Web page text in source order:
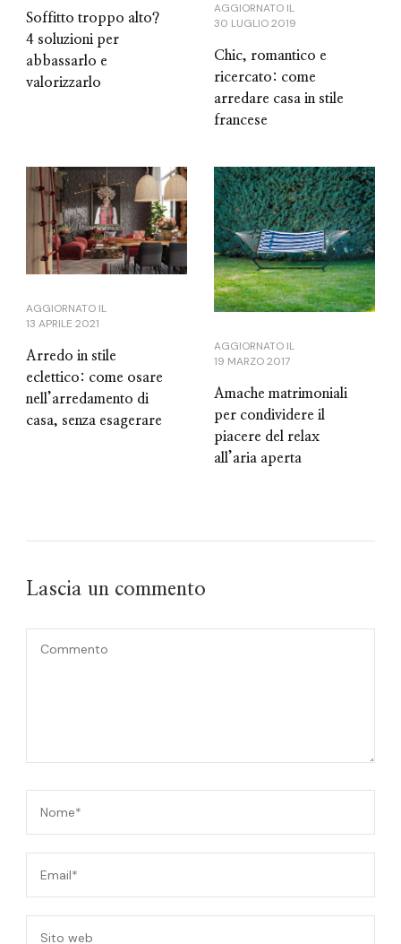
Soffitto troppo alto?
4 soluzioni per
abbassarlo e
valorizzarlo
AGGIORNATO IL
30 LUGLIO 2019
Chic, romantico e
ricercato: come
arredare casa in stile
francese
AGGIORNATO IL
13 APRILE 2021
Arredo in stile
eclettico: come osare
nell’arredamento di
casa, senza esagerare
AGGIORNATO IL
19 MARZO 2017
Amache matrimoniali
per condividere il
piacere del relax
all’aria aperta
Lascia un commento